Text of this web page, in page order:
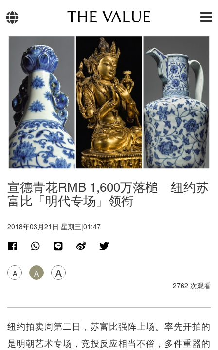
THE VALUE
宣德青花RMB 1,600万落槌 纽约苏
富比「明代专场」领衔
2018年03月21日 星期三|01:47
A A A
2762 次观看
纽约拍卖周第二日，苏富比强阵上场。率先开拍的
是明朝艺术专场，竞投反应相当不俗，多件重器的